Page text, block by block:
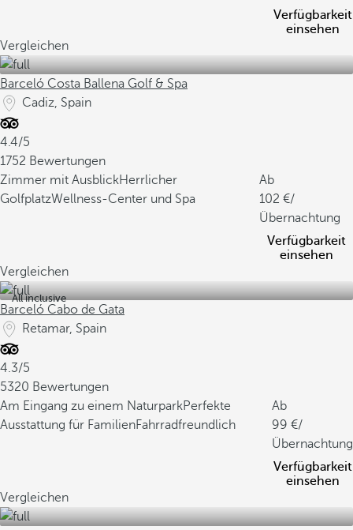
Verfügbarkeit
einsehen
Vergleichen
Barceló Costa Ballena Golf & Spa
Cadiz, Spain
4.4/5
1752 Bewertungen
Zimmer mit AusblickHerrlicher
GolfplatzWellness-Center und Spa
Ab
102
/
Übernachtung
Verfügbarkeit
einsehen
Vergleichen
All inclusive
Barceló Cabo de Gata
Retamar, Spain
4.3/5
5320 Bewertungen
Am Eingang zu einem NaturparkPerfekte
Ausstattung für FamilienFahrradfreundlich
Ab
99
/
Übernachtung
Verfügbarkeit
einsehen
Vergleichen